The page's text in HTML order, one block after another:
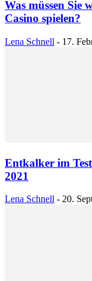
Was müssen Sie
Casino spielen?
Lena Schnell - 17.
Entkalker im
2021
Lena Schnell - 20.